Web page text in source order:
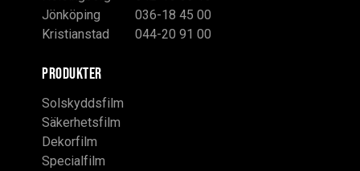
Jönköping
036-18 45 00
Kristianstad
044-20 91 00
PRODUKTER
Solskyddsfilm
Säkerhetsfilm
Dekorfilm
Specialfilm